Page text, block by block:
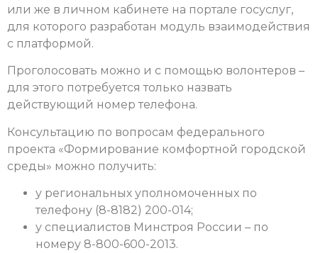
или же в личном кабинете на портале госуслуг,
для которого разработан модуль взаимодействия
с платформой.
Проголосовать можно и с помощью волонтеров –
для этого потребуется только назвать
действующий номер телефона.
Консультацию по вопросам федерального
проекта «Формирование комфортной городской
среды» можно получить:
у региональных уполномоченных по
телефону (8-8182) 200-014;
у специалистов Минстроя России – по
номеру 8-800-600-2013.